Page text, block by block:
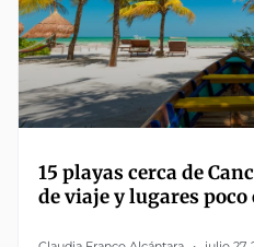
15 playas cerca de
de viaje y lugares